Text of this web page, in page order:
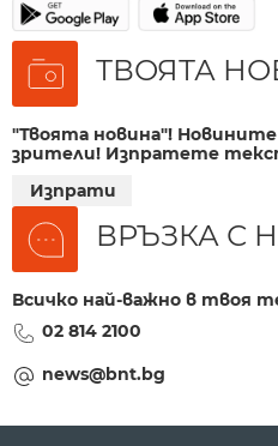
ТВОЯТА
"Твоята новина"!
зрители! Изпратете
Изпрати
ВРЪЗКА С
Всичко най-важно в твоя
02 814 2100
news@bnt.bg